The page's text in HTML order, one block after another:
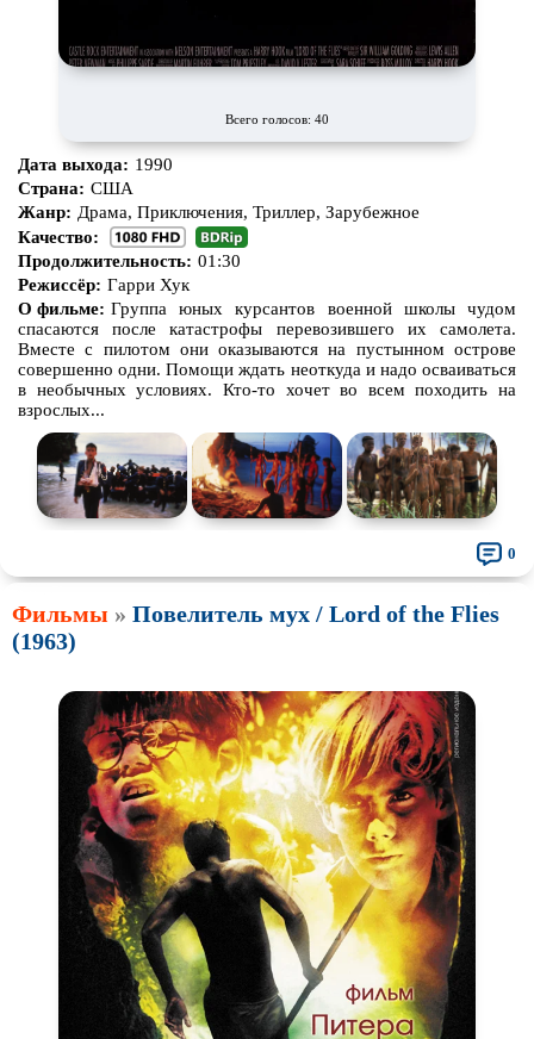
Всего голосов: 40
Дата выхода: 1990
Страна: США
Жанр: Драма, Приключения, Триллер, Зарубежное
Качество:
Продолжительность: 01:30
Режиссёр: Гарри Хук
О фильме: Группа юных курсантов военной школы чудом
спасаются после катастрофы перевозившего их самолета.
Вместе с пилотом они оказываются на пустынном острове
совершенно одни. Помощи ждать неоткуда и надо осваиваться
в необычных условиях. Кто-то хочет во всем походить на
взрослых...
0
Фильмы » Повелитель мух / Lord of the Flies
(1963)